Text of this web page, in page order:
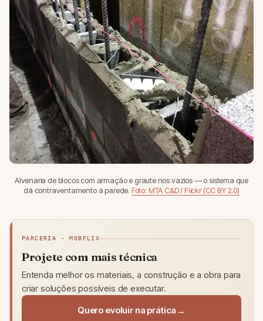
Alvenaria de blocos com armação e graute nos vazios — o sistema que
dá contraventamento à parede. Foto: MTA C&D / Flickr (CC BY 2.0)
PARCERIA · MOBFLIX
Projete com mais técnica
Entenda melhor os materiais, a construção e a obra para
criar soluções possíveis de executar.
Quero evoluir na prática